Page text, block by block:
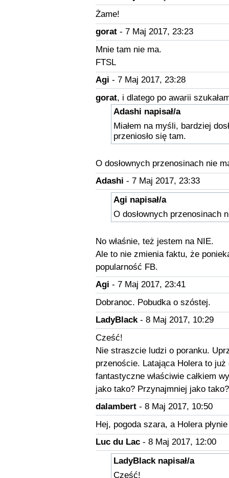
Żame!
gorat- 7 Maj 2017, 23:23
Mnie tam nie ma.
FTSL
Agi - 7 Maj 2017, 23:28
gorat, i dlatego po awarii
Adashi napisał/a
Miałem na myśli, bardziej
przeniosło się tam.
O dosłownych przenosinach nie
Adashi - 7 Maj 2017, 23:33
Agi napisał/a
O dosłownych przenosinach
No właśnie, też jestem na NIE.
Ale to nie zmienia faktu, że
popularność FB.
Agi - 7 Maj 2017, 23:41
Dobranoc. Pobudka o szóstej.
LadyBlack- 8 Maj 2017, 10:29
Cześć!
Nie straszcie ludzi o poranku.
przenoście. Latająca Holera to
fantastyczne właściwie całkiem
jako tako? Przynajmniej jako tako?
dalambert- 8 Maj 2017, 10:50
Hej, pogoda szara, a Holera
Luc du Lac- 8 Maj 2017, 12:00
LadyBlack napisał/a
Cześć!